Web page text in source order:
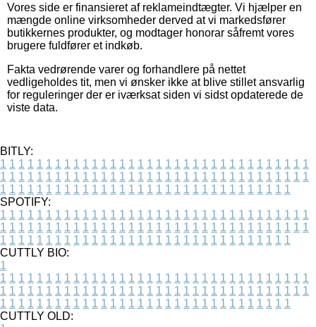
Vores side er finansieret af reklameindtægter. Vi hjælper en
mængde online virksomheder derved at vi markedsfører
butikkernes produkter, og modtager honorar såfremt vores
brugere fuldfører et indkøb.
Fakta vedrørende varer og forhandlere på nettet
vedligeholdes tit, men vi ønsker ikke at blive stillet ansvarlig
for reguleringer der er iværksat siden vi sidst opdaterede de
viste data.
BITLY:
1 1 1 1 1 1 1 1 1 1 1 1 1 1 1 1 1 1 1 1 1 1 1 1 1 1 1 1 1 1 1 1 1 1
1 1 1 1 1 1 1 1 1 1 1 1 1 1 1 1 1 1 1 1 1 1 1 1 1 1 1 1 1 1 1 1 1 1
1 1 1 1 1 1 1 1 1 1 1 1 1 1 1 1 1 1 1 1 1 1 1 1 1 1 1 1 1 1 1 1
SPOTIFY:
1 1 1 1 1 1 1 1 1 1 1 1 1 1 1 1 1 1 1 1 1 1 1 1 1 1 1 1 1 1 1 1 1 1
1 1 1 1 1 1 1 1 1 1 1 1 1 1 1 1 1 1 1 1 1 1 1 1 1 1 1 1 1 1 1 1 1 1
1 1 1 1 1 1 1 1 1 1 1 1 1 1 1 1 1 1 1 1 1 1 1 1 1 1 1 1 1 1 1 1
CUTTLY BIO:
1
1 1 1 1 1 1 1 1 1 1 1 1 1 1 1 1 1 1 1 1 1 1 1 1 1 1 1 1 1 1 1 1 1 1
1 1 1 1 1 1 1 1 1 1 1 1 1 1 1 1 1 1 1 1 1 1 1 1 1 1 1 1 1 1 1 1 1 1
1 1 1 1 1 1 1 1 1 1 1 1 1 1 1 1 1 1 1 1 1 1 1 1 1 1 1 1 1 1 1 1
CUTTLY OLD: